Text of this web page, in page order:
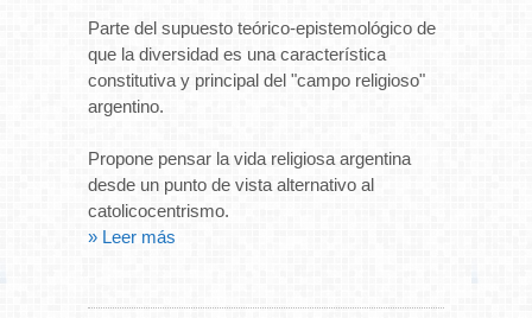
Parte del supuesto teórico-epistemológico de
que la diversidad es una característica
constitutiva y principal del "campo religioso"
argentino.
Propone pensar la vida religiosa argentina
desde un punto de vista alternativo al
catolicocentrismo.
» Leer más